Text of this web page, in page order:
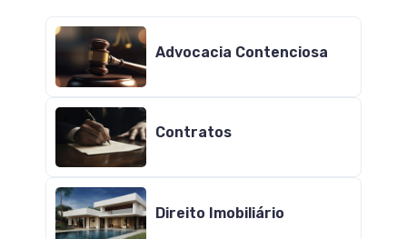
Advocacia Contenciosa
Contratos
Direito Imobiliário